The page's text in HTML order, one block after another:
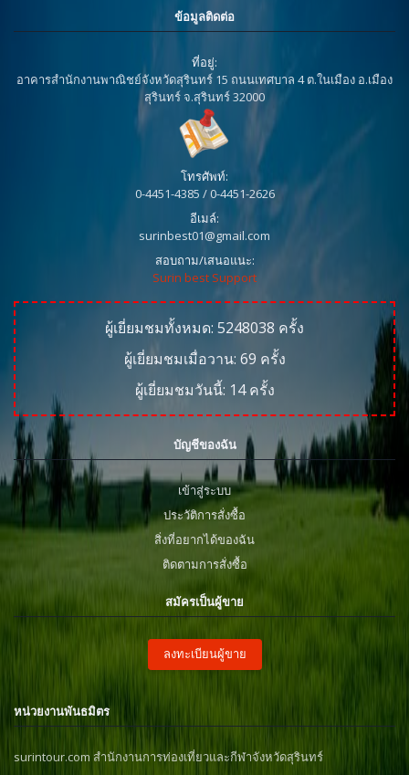
ข้อมูลติดต่อ
ที่อยู่:
อาคารสำนักงานพาณิชย์จังหวัดสุรินทร์ 15 ถนนเทศบาล 4 ต.ในเมือง อ.เมือง
สุรินทร์ จ.สุรินทร์ 32000
โทรศัพท์:
0-4451-4385 / 0-4451-2626
อีเมล์:
surinbest01@gmail.com
สอบถาม/เสนอแนะ:
Surin best Support
ผู้เยี่ยมชมทั้งหมด: 5248038 ครั้ง
ผู้เยี่ยมชมเมื่อวาน: 69 ครั้ง
ผู้เยี่ยมชมวันนี้: 14ครั้ง
บัญชีของฉัน
เข้าสู่ระบบ
ประวัติการสั่งซื้อ
สิ่งที่อยากได้ของฉัน
ติดตามการสั่งซื้อ
สมัครเป็นผู้ขาย
ลงทะเบียนผู้ขาย
หน่วยงานพันธมิตร
surintour.com สำนักงานการท่องเที่ยวและกีฬาจังหวัดสุรินทร์